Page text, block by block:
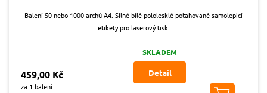
Balení 50 nebo 1000 archů A4. Silné bílé pololesklé potahované samolepicí
etikety pro laserový tisk.
459,00 Kč
za 1 balení
SKLADEM
Detail